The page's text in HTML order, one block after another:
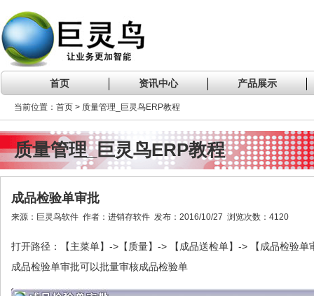
首页 资讯中心 产品展示
当前位置：首页 > 质量管理_巨灵鸟ERP教程
质量管理_巨灵鸟ERP教程
成品检验单审批
来源：巨灵鸟软件 作者：进销存软件 发布：2016/10/27 浏览次数：4120
打开路径：【主菜单】 -> 【质量】 -> 【成品送检单】 ->
【成品检验单
成品检验单审批可以批量审核成品检验单